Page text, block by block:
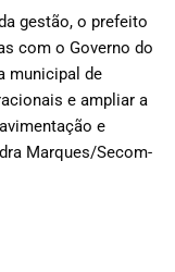
gestão, o prefeito
com o Governo do
municipal de
e ampliar a
e
Marques/Secom-